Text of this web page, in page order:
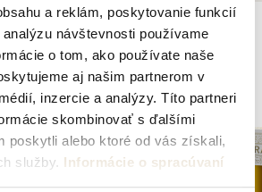
a reklám, poskytovanie funkcií
návštevnosti používame
o tom, ako používate naše
aj našim partnerom v
inzercie a analýzy. Títo partneri
skombinovať s ďalšími
poskytli alebo ktoré od vás získali,
služby. Informácie o spracúvaní